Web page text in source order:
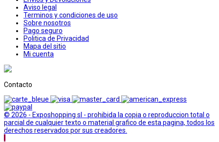
Aviso legal
Terminos y condiciones de uso
Sobre nosotros
Pago seguro
Politica de Privacidad
Mapa del sitio
Mi cuenta
Contacto
© 2026 - Exposhopping sl - prohibida la copia o reproduccion total o
parcial de cualquier texto o material grafico de esta pagina, todos los
derechos reservados por sus creadores.